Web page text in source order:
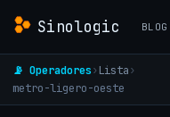
Sinologic BLOG
📡 Operadores› Lista›
metro-ligero-oeste